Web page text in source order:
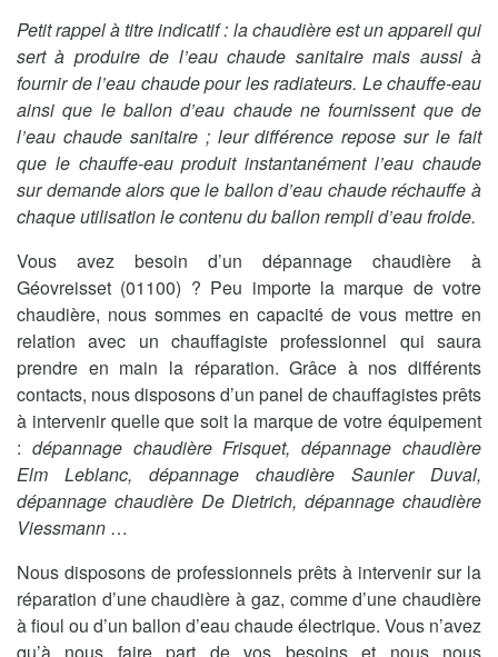
Petit rappel à titre indicatif : la chaudière est un appareil qui
sert à produire de l’eau chaude sanitaire mais aussi à
fournir de l’eau chaude pour les radiateurs. Le chauffe-eau
ainsi que le ballon d’eau chaude ne fournissent que de
l’eau chaude sanitaire ; leur différence repose sur le fait
que le chauffe-eau produit instantanément l’eau chaude
sur demande alors que le ballon d’eau chaude réchauffe à
chaque utilisation le contenu du ballon rempli d’eau froide.
Vous avez besoin d’un dépannage chaudière à
Géovreisset (01100) ? Peu importe la marque de votre
chaudière, nous sommes en capacité de vous mettre en
relation avec un chauffagiste professionnel qui saura
prendre en main la réparation. Grâce à nos différents
contacts, nous disposons d’un panel de chauffagistes prêts
à intervenir quelle que soit la marque de votre équipement
: dépannage chaudière Frisquet, dépannage chaudière
Elm Leblanc, dépannage chaudière Saunier Duval,
dépannage chaudière De Dietrich, dépannage chaudière
Viessmann …
Nous disposons de professionnels prêts à intervenir sur la
réparation d’une chaudière à gaz, comme d’une chaudière
à fioul ou d’un ballon d’eau chaude électrique. Vous n’avez